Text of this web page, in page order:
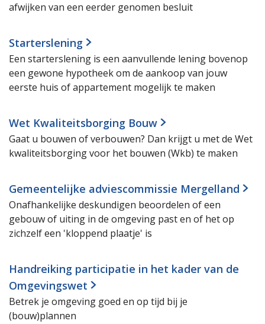
afwijken van een eerder genomen besluit
Starterslening
Een starterslening is een aanvullende lening bovenop
een gewone hypotheek om de aankoop van jouw
eerste huis of appartement mogelijk te maken
Wet Kwaliteitsborging Bouw
Gaat u bouwen of verbouwen? Dan krijgt u met de Wet
kwaliteitsborging voor het bouwen (Wkb) te maken
Gemeentelijke adviescommissie Mergelland
Onafhankelijke deskundigen beoordelen of een
gebouw of uiting in de omgeving past en of het op
zichzelf een 'kloppend plaatje' is
Handreiking participatie in het kader van de
Omgevingswet
Betrek je omgeving goed en op tijd bij je
(bouw)plannen